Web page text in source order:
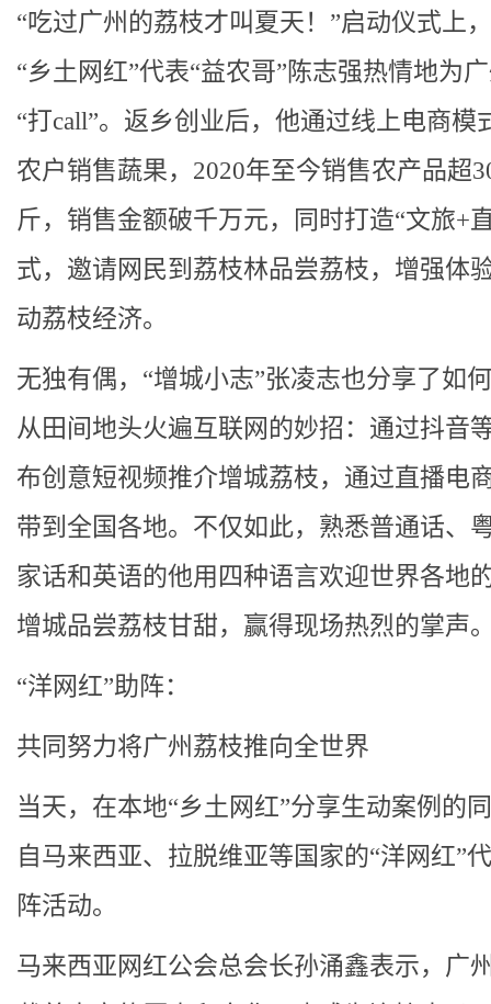
“吃过广州的荔枝才叫夏天！”启动仪式上
“乡土网红”代表“益农哥”陈志强热情地为
“打call”。返乡创业后，他通过线上电商模
农户销售蔬果，2020年至今销售农产品超
斤，销售金额破千万元，同时打造“文旅+
式，邀请网民到荔枝林品尝荔枝，增强体
动荔枝经济。
无独有偶，“增城小志”张凌志也分享了如
从田间地头火遍互联网的妙招：通过抖音
布创意短视频推介增城荔枝，通过直播电
带到全国各地。不仅如此，熟悉普通话、
家话和英语的他用四种语言欢迎世界各地
增城品尝荔枝甘甜，赢得现场热烈的掌声
“洋网红”助阵：
共同努力将广州荔枝推向全世界
当天，在本地“乡土网红”分享生动案例的
自马来西亚、拉脱维亚等国家的“洋网红”
阵活动。
马来西亚网红公会总会长孙涌鑫表示，广